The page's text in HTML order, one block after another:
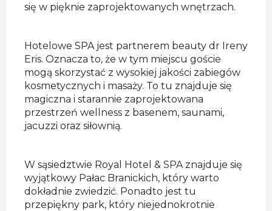
się w pięknie zaprojektowanych wnętrzach.
Hotelowe SPA jest partnerem beauty dr Ireny
Eris. Oznacza to, że w tym miejscu goście
mogą skorzystać z wysokiej jakości zabiegów
kosmetycznych i masaży. To tu znajduje się
magiczna i starannie zaprojektowana
przestrzeń wellness z basenem, saunami,
jacuzzi oraz siłownią.
W sąsiedztwie Royal Hotel & SPA znajduje się
wyjątkowy Pałac Branickich, który warto
dokładnie zwiedzić. Ponadto jest tu
przepiękny park, który niejednokrotnie